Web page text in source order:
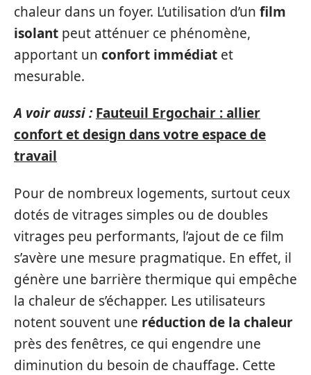
chaleur dans un foyer. L’utilisation d’un film
isolant peut atténuer ce phénomène,
apportant un confort immédiat et
mesurable.
A voir aussi : Fauteuil Ergochair : allier
confort et design dans votre espace de
travail
Pour de nombreux logements, surtout ceux
dotés de vitrages simples ou de doubles
vitrages peu performants, l’ajout de ce film
s’avère une mesure pragmatique. En effet, il
génère une barrière thermique qui empêche
la chaleur de s’échapper. Les utilisateurs
notent souvent une réduction de la chaleur
près des fenêtres, ce qui engendre une
diminution du besoin de chauffage. Cette